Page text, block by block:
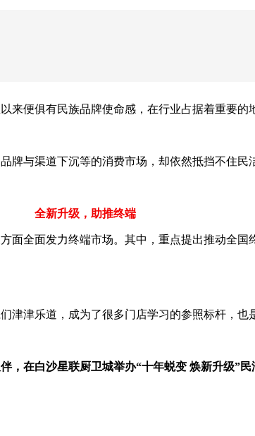
便俱有民族品牌使命感，在行业占据着重要的
牌与渠道下沉等的消费市场，却依然抵挡不住民
全新升级，助推终端
全面发力终端市场。其中，重点提出推动全国
津乐道，成为了很多门店学习的参照标杆，也
，在白沙星联厨卫城举办“十年蜕变 焕新升级”